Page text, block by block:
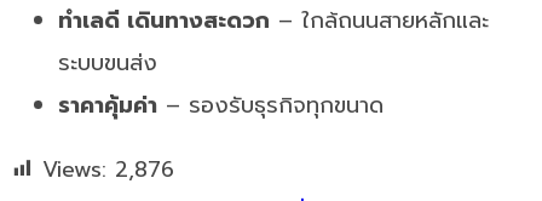
ทำเลดี เดินทางสะดวก – ใกล้ถนนสายหลักและ
ระบบขนส่ง
ราคาคุ้มค่า – รองรับธุรกิจทุกขนาด
Views: 2,876